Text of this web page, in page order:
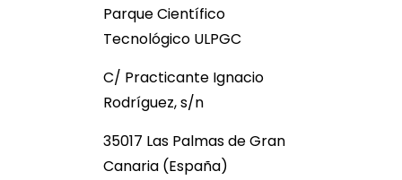
Parque Científico
Tecnológico ULPGC
C/ Practicante Ignacio
Rodríguez, s/n
35017 Las Palmas de Gran
Canaria (España)